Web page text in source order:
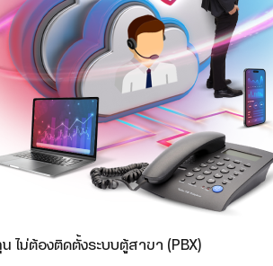
ไม่ต้องติดตั้งระบบตู้สาขา (PBX)